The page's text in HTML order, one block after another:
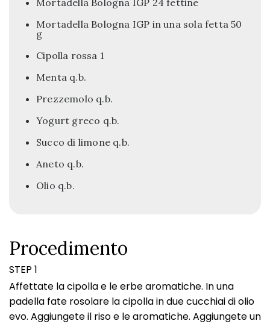
Mortadella Bologna IGP 24 fettine
Mortadella Bologna IGP in una sola fetta 50
g
Cipolla rossa 1
Menta q.b.
Prezzemolo q.b.
Yogurt greco q.b.
Succo di limone q.b.
Aneto q.b.
Olio q.b.
Procedimento
STEP 1
Affettate la cipolla e le erbe aromatiche. In una
padella fate rosolare la cipolla in due cucchiai di olio
evo. Aggiungete il riso e le aromatiche. Aggiungete un